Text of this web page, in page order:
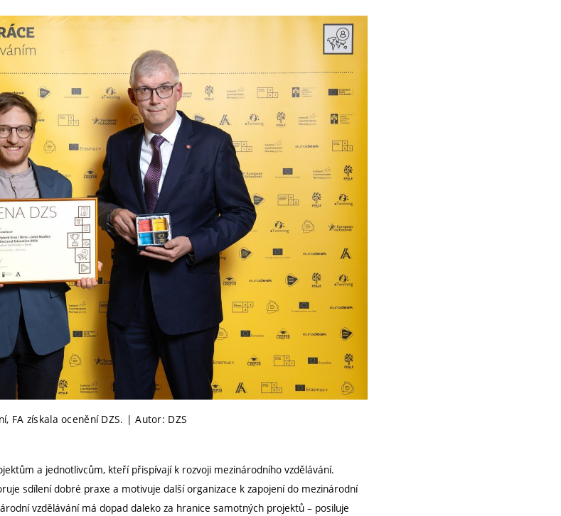
FA získala ocenění DZS. | Autor: DZS
a jednotlivcům, kteří přispívají k rozvoji mezinárodního vzdělávání.
sdílení dobré praxe a motivuje další organizace k zapojení do mezinárodní
vzdělávání má dopad daleko za hranice samotných projektů – posiluje